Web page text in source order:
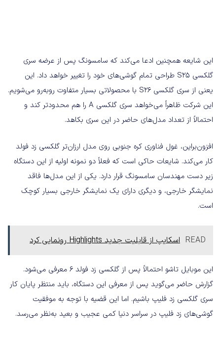
این شایعه همچنین ادعا می‌کند که سامسونگ پس از عرضه سری
گلکسی S25 طراحی تمام گوشی‌های خود را تغییر خواهد داد. این
یعنی از سری گلکسی S26 با محصولاتی بسیار متفاوت روبه‌رو می‌شویم.
این شرکت ظاهراً می‌خواهد سری گلکسی A را هم محدودتر کند و
احتمالاً از تعداد مدل‌های حاضر در این سری بکاهد.
افزون‌براین، غول فناوری کره جنوبی روی مدل ارزان‌تر گلکسی زد فولد
کار می‌کند. شایعات حاکی است که فعلاً دو نمونه اولیه از این دستگاه
زیر دست مهندسان سامسونگ قرار دارد. یکی از این مدل‌ها فاقد
نمایشگر خارجی، و دیگری دارای یک نمایشگر خارجی بسیار کوچک
است.
READ اسکایپ از قابلیت جدید Highlights رونمایی کرد
این موبایل تاشو احتمالاً پس از گلکسی زد فولد 6 معرفی می‌شود.
گزارش حاضر می‌گوید پس از معرفی این دستگاه، باید منتظر پایان کار
سری گلکسی زد فلیپ باشیم. اما این قضیه با توجه به موفقیت
گوشی‌های زد فلیپ در سراسر دنیا کمی عجیب و بعید به‌نظر می‌رسد.